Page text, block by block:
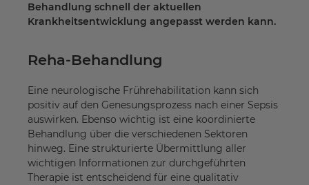
Behandlung schnell der aktuellen
Krankheitsentwicklung angepasst werden kann.
Reha-Behandlung
Eine neurologische Frührehabilitation kann sich
positiv auf den Genesungsprozess nach einer Sepsis
auswirken. Ebenso wichtig ist eine koordinierte
Behandlung über die verschiedenen Sektoren
hinweg. Eine strukturierte Übermittlung aller
wichtigen Informationen zur durchgeführten
Therapie ist entscheidend für eine qualitativ